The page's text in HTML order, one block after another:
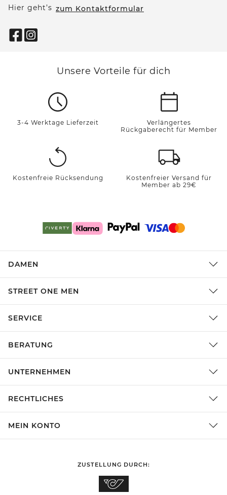
Hier geht’s zum Kontaktformular
Unsere Vorteile für dich
3-4 Werktage Lieferzeit
Verlängertes
Rückgaberecht für Member
Kostenfreie Rücksendung
Kostenfreier Versand für
Member ab 29€
DAMEN
STREET ONE MEN
SERVICE
BERATUNG
UNTERNEHMEN
RECHTLICHES
MEIN KONTO
ZUSTELLUNG DURCH: